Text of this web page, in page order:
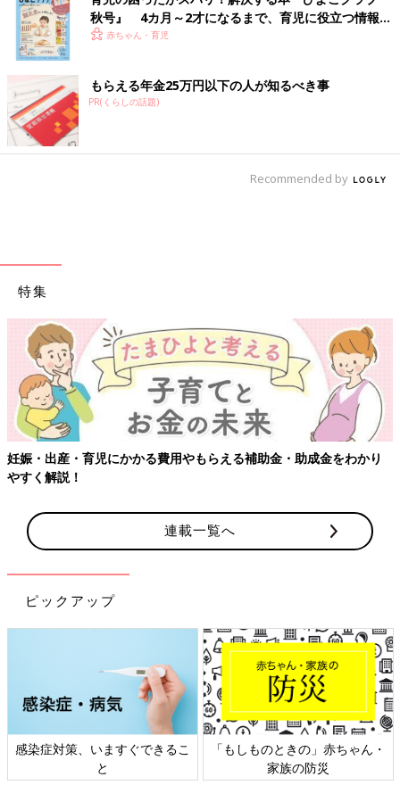
秋号』 4カ月～2才になるまで、育児に役立つ情報が
いっぱい！
赤ちゃん・育児
もらえる年金25万円以下の人が知るべき事
PR(くらしの話題)
Recommended by
特集
【ワクチン接種できるものも】妊婦の感染症対策、知っておいて！
連載一覧へ
ピックアップ
日本外来小児科学会リーフレッ
ト検討会
六星占術 細木かおりさんの人生
相談